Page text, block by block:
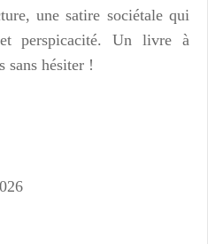
une satire sociétale qui
perspicacité. Un livre à
sans hésiter !